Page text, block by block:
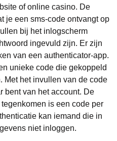
of online casino. De
je een sms-code ontvangt op
bij het inlogscherm
ingevuld zijn. Er zijn
van een authenticator-app.
unieke code die gekoppeld
Met het invullen van de code
bent van het account. De
is een code per
kan iemand die in
niet inloggen.